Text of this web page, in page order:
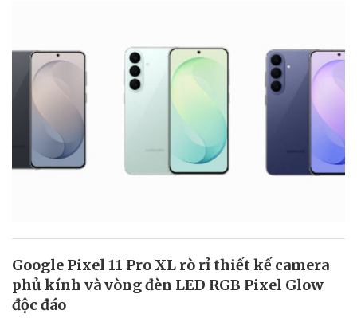
Google Pixel 11 Pro XL rò rỉ thiết kế camera
phủ kính và vòng đèn LED RGB Pixel Glow
độc đáo